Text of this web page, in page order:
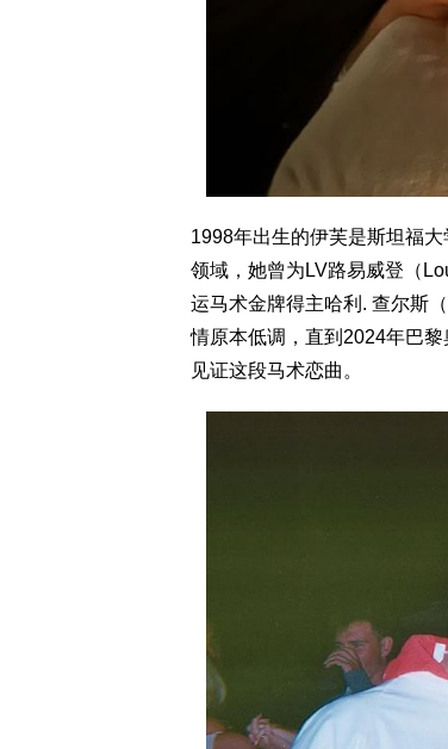
1998年出生的伊芙是斯坦福
领域，她曾为LV路易威登（
运马术金牌得主哈利. 查尔斯
情原本低调，直到2024年巴
见证这段马术恋曲。